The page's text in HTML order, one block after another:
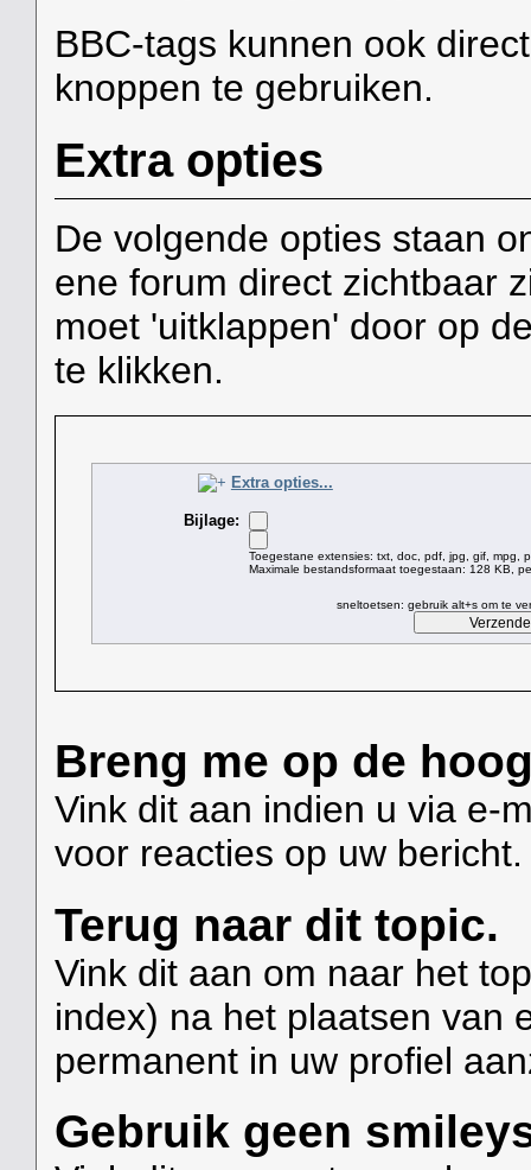
BBC-tags kunnen ook
knoppen te gebruiken.
Extra opties
De volgende opties staan
ene forum direct zichtbaar
moet 'uitklappen' door op
te klikken.
Extra opties...
Bijlage:
Toegestane extensies: txt, doc, pdf, jpg, gif, mpg,
Maximale bestandsformaat toegestaan: 128 KB,
sneltoetsen: gebruik alt+s om te
Breng me op de
Vink dit aan indien u via e-
voor reacties op uw bericht.
Terug naar dit topic.
Vink dit aan om naar het
index) na het plaatsen van
permanent in uw profiel
Gebruik geen